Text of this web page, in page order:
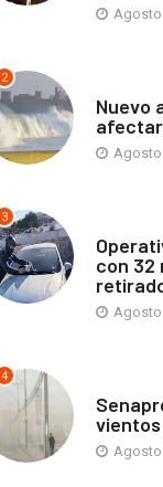
Agosto
2
Nuevo
Agosto
3
con 32
Agosto
4
vientos
Agosto